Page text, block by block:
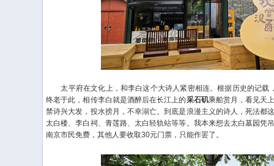
太平府在文化上，和李白这个大诗人紧密相连。根据历史的记载
终老于此，相传李白就是酒醉后在长江上的采石矶乘船赏月，看见天
禁诗兴大发，投水捞月，不幸溺亡。到底是浪漫主义的诗人，死法都
太白楼、李白祠、青莲路、太白轻轨站等等。我本来想去太白墓园凭
南京市民免费，其他人要收取30元门票，只能作罢了。